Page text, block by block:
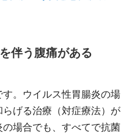
伴う腹痛がある
。ウイルス性胃腸炎の場
げる治療（対症療法）が
場合でも、すべてで抗菌